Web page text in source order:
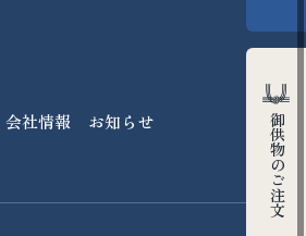
御供物のご注文
会社情報
お知らせ